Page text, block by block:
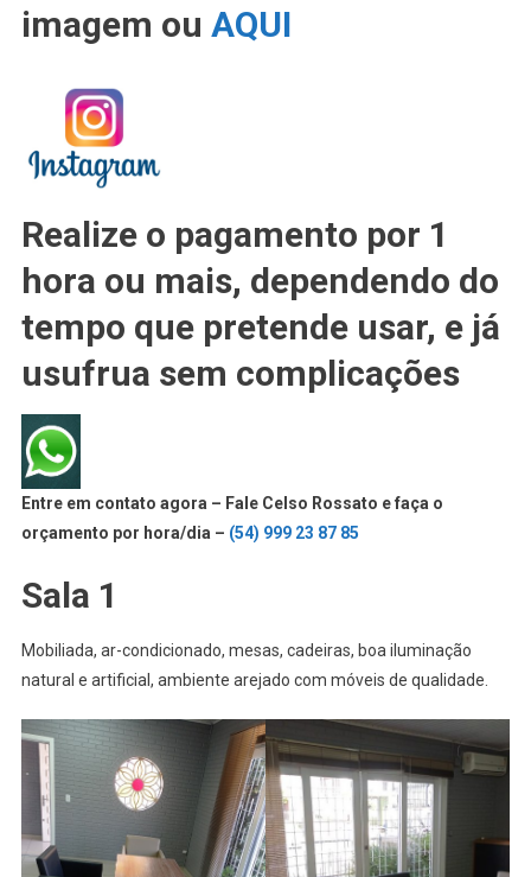
imagem ou AQUI
Realize o pagamento por 1
hora ou mais, dependendo do
tempo que pretende usar, e já
usufrua sem complicações
Entre em contato agora – Fale Celso Rossato e faça o
orçamento por hora/dia – (54) 999 23 87 85
Sala 1
Mobiliada, ar-condicionado, mesas, cadeiras, boa iluminação
natural e artificial, ambiente arejado com móveis de qualidade.